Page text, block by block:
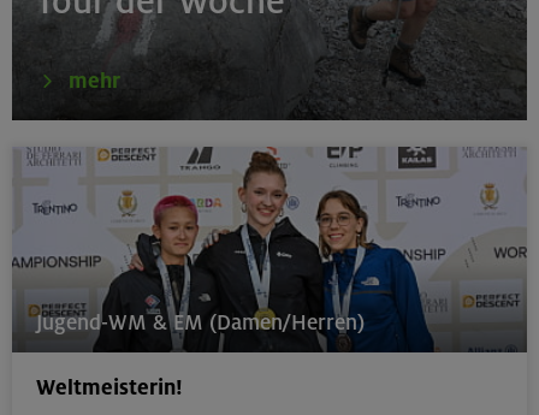
16.08.26
Karwendel-Runde
17.08.26
Klettertreff indoor
München
mehr
Jugend-WM & EM (Damen/Herren)
Weltmeisterin!